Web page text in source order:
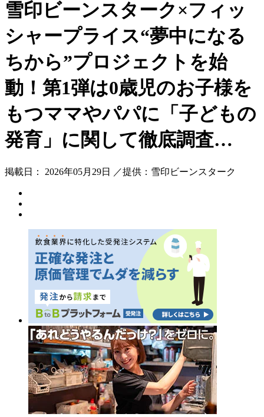
雪印ビーンスターク×フィッ
シャープライス“夢中になる
ちから”プロジェクトを始
動！第1弾は0歳児のお子様を
もつママやパパに「子どもの
発育」に関して徹底調査…
掲載日： 2026年05月29日 ／提供：雪印ビーンスターク